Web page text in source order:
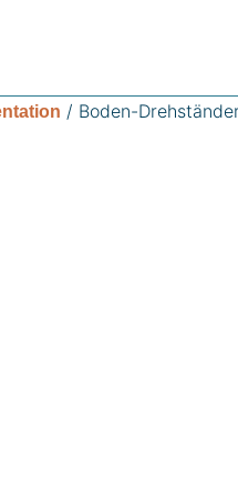
/ Boden-